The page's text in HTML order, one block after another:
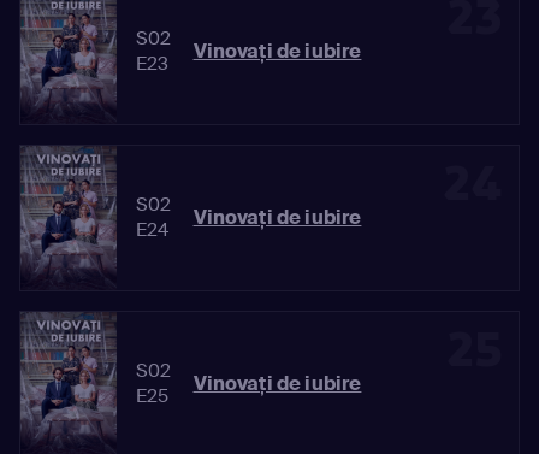
S02
E23
Vinovaţi de iubire
S02
E24
Vinovaţi de iubire
S02
E25
Vinovaţi de iubire